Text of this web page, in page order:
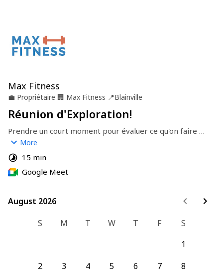
Max Fitness
💼 Propriétaire 🏢 Max Fitness 📍Blainville
Réunion d'Exploration!
Prendre un court moment pour évaluer ce qu'on faire
ensemble pour atteindre vos objectifs fitness!
More
15 min
Google Meet
August 2026
August 2026
S
M T W T F
S
1
2
3 4 5 6 7
8